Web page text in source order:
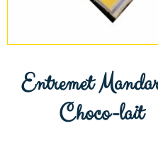
Entremet
Choco-lait